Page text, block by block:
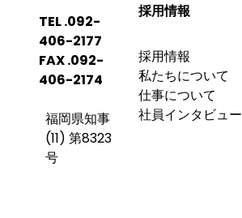
TEL .092-
406-2177
FAX .092-
406-2174
福岡県知事
(11) 第8323
号
採用情報
採用情報
私たちについて
仕事について
社員インタビュー